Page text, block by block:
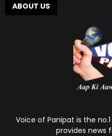
ABOUT US
Voice of Panipat is the
provides news